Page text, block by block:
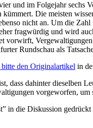
und im Folgejahr sechs
Die meisten
nicht an. Um die
fragwürdig und wird
vorwirft,
Rundschau als
bitte den Originalartikel in
dass dahinter
vorgeworfen,
in die Diskussion